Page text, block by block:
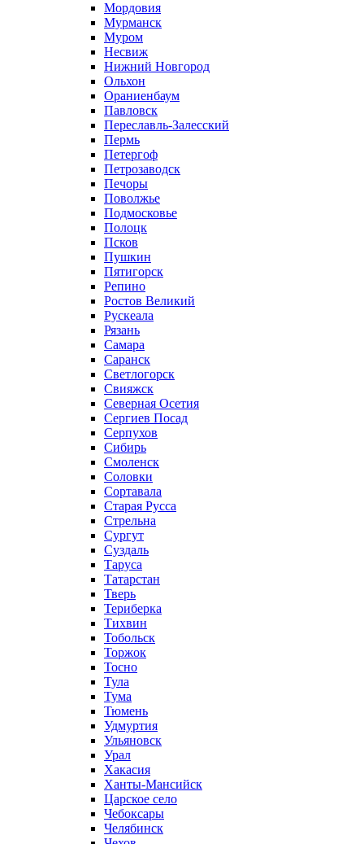
Мордовия
Мурманск
Муром
Несвиж
Нижний Новгород
Ольхон
Ораниенбаум
Павловск
Переславль-Залесский
Пермь
Петергоф
Петрозаводск
Печоры
Поволжье
Подмосковье
Полоцк
Псков
Пушкин
Пятигорск
Репино
Ростов Великий
Рускеала
Рязань
Самара
Саранск
Светлогорск
Свияжск
Северная Осетия
Сергиев Посад
Серпухов
Сибирь
Смоленск
Соловки
Сортавала
Старая Русса
Стрельна
Сургут
Суздаль
Таруса
Татарстан
Тверь
Териберка
Тихвин
Тобольск
Торжок
Тосно
Тула
Тума
Тюмень
Удмуртия
Ульяновск
Урал
Хакасия
Ханты-Мансийск
Царское село
Чебоксары
Челябинск